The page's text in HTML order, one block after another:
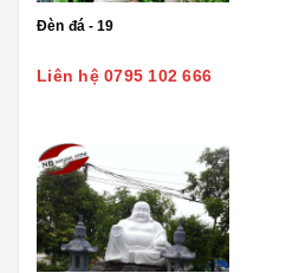
Đèn đá - 19
Liên hệ 0795 102 666